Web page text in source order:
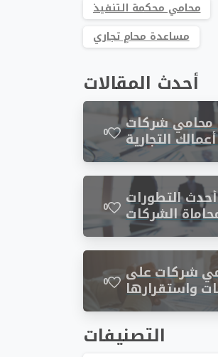
محامي محكمة التنفيذ
مساعدة محامٍ تجاري
أحدث المقالات
محامي شركات
التجارية 0
التطورات
الشركات 0
شركات على
واستقرارها 0
التصنيفات